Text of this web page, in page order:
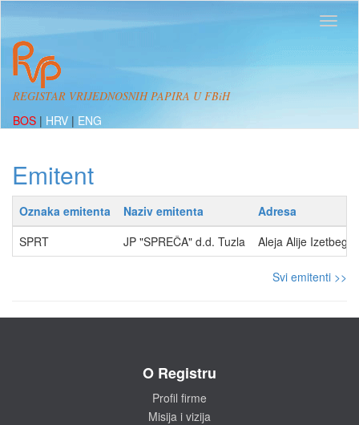
REGISTAR VRIJEDNOSNIH PAPIRA U FBiH
BOS | HRV | ENG
Emitent
Oznaka emitenta Naziv emitenta
Adresa
SPRT
JP "SPREČA" d.d. Tuzla Aleja Alije
Svi emitenti >>
O Registru
Profil firme
Misija i vizija